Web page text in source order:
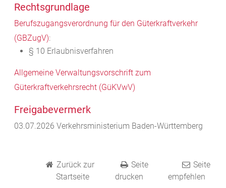
Rechtsgrundlage
Berufszugangsverordnung für den Güterkraftverkehr
(GBZugV):
§ 10 Erlaubnisverfahren
Allgemeine Verwaltungsvorschrift zum
Güterkraftverkehrsrecht (GüKVwV)
Freigabevermerk
03.07.2026 Verkehrsministerium Baden-Württemberg
Zurück zur
Startseite
Seite
drucken
Seite
empfehlen